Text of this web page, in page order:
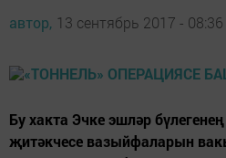
автор, 13 сентябрь 2017 - 08:36
Бу хакта Эчке эшләр
җитәкчесе вазыйфаларын